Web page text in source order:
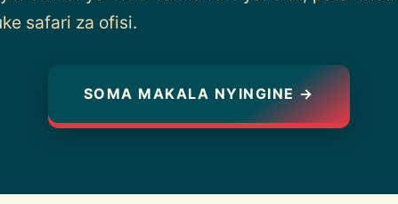
safari za ofisi.
SOMA MAKALA NYINGINE →